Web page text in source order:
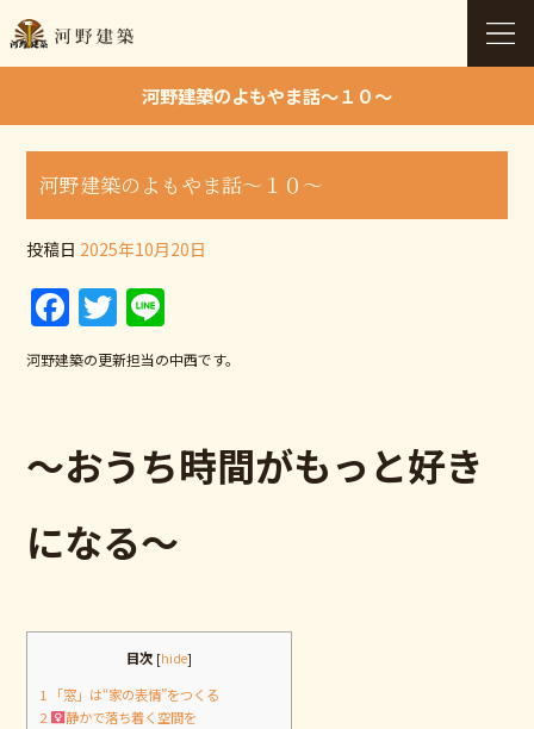
河野建築のよもやま話～１０～
河野建築のよもやま話～１０～
投稿日 2025年10月20日
F
a
c
b
o
o
k
T
w
itt
n
e
河野建築の更新担当の中西です。
～おうち時間がもっと好き
になる～
目次 [hide]
1 「窓」は“家の表情”をつくる
2‍
静かで落ち着く空間を